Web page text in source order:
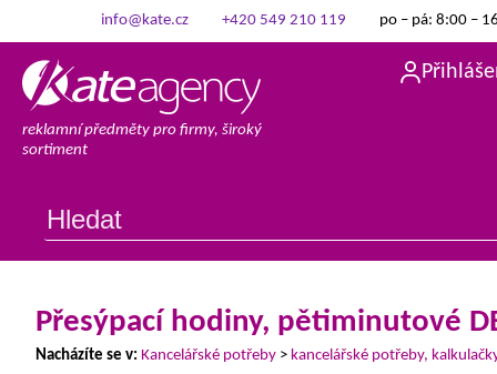
info@kate.cz +420 549 210 119 po – pá: 8:00 –
reklamní předměty pro firmy, široký
sortiment
Přesýpací hodiny, pětiminutové
Nacházíte se v: Kancelářské potřeby > kancelářské potřeby,